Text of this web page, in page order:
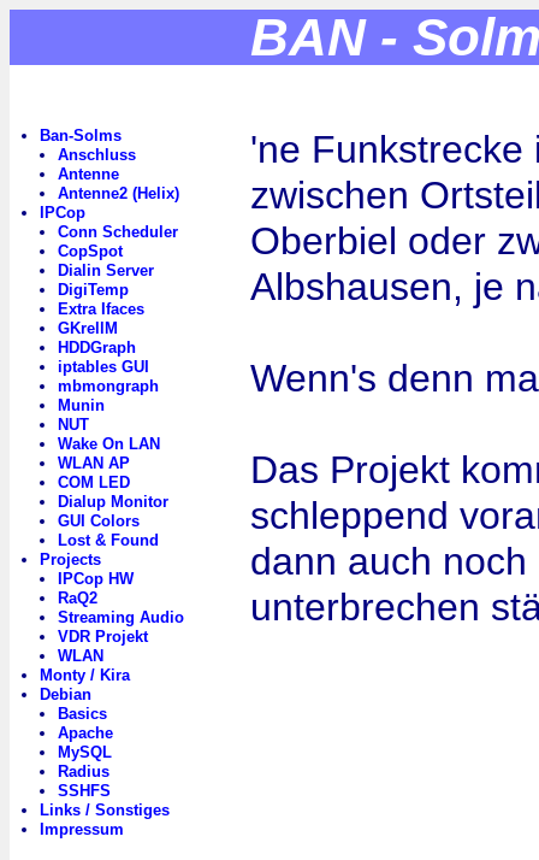
BAN -
Ban-Solms
Anschluss
Antenne
Antenne2 (Helix)
IPCop
Conn Scheduler
CopSpot
Dialin Server
DigiTemp
Extra Ifaces
GKrellM
HDDGraph
iptables GUI
mbmongraph
Munin
NUT
Wake On LAN
WLAN AP
COM LED
Dialup Monitor
GUI Colors
Lost & Found
Projects
IPCop HW
RaQ2
Streaming Audio
VDR Projekt
WLAN
Monty / Kira
Debian
Basics
Apache
MySQL
Radius
SSHFS
Links / Sonstiges
Impressum
'ne Funkstrecke
zwischen
Oberbiel oder
Albshausen, je
Wenn's denn
Das Projekt
schleppend
dann auch
unterbrechen